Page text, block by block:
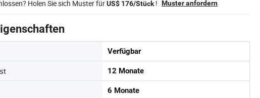
Holen Sie sich Muster fürUS$ 176/Stück! Muster anfordern
Verfügbar
12 Monate
6 Monate